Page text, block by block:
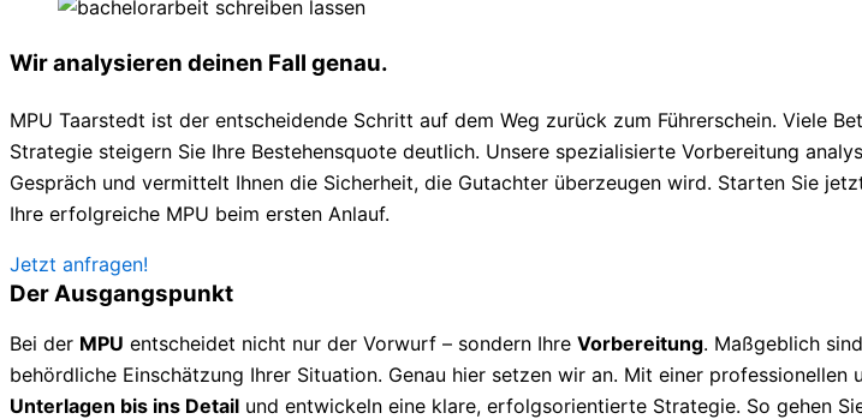
Wir analysieren deinen Fall genau.
MPU Taarstedt ist der entscheidende Schritt auf dem Weg zurück zum Führerschein. Viele
Strategie steigern Sie Ihre Bestehensquote deutlich. Unsere spezialisierte Vorbereitung
Gespräch und vermittelt Ihnen die Sicherheit, die Gutachter überzeugen wird. Starten Sie
Ihre erfolgreiche MPU beim ersten Anlauf.
Jetzt anfragen!
Der Ausgangspunkt
Bei der MPU entscheidet nicht nur der Vorwurf – sondern Ihre Vorbereitung. Maßgeblich
behördliche Einschätzung Ihrer Situation. Genau hier setzen wir an. Mit einer professionellen
Unterlagen bis ins Detail und entwickeln eine klare, erfolgsorientierte Strategie. So gehen